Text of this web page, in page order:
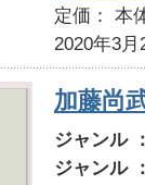
定価：
2020年3月
加藤尚
ジャンル
ジャンル